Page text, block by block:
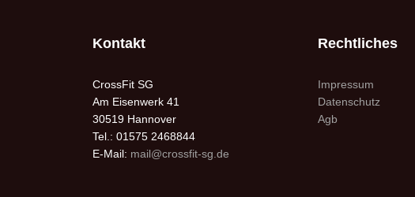
Kontakt
CrossFit SG
Am Eisenwerk 41
30519 Hannover
Tel.: 01575 2468844
E-Mail: mail@crossfit-sg.de
Rechtliches
Impressum
Datenschutz
Agb